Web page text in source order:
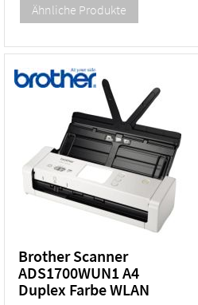
Brother Scanner
ADS1700WUN1 A4
Duplex Farbe WLAN